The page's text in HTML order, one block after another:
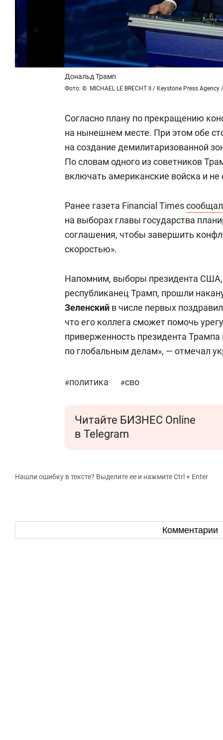
Дональд Трамп
Фото: © MICHAEL LE BRECHT II / Keystone Press Agency
Согласно плану по прекращению
на нынешнем месте. При этом обе
на создание демилитаризованной
По словам одного из советников
включать американские войска и
Ранее газета Financial Times
на выборах главы государства
соглашения, чтобы завершить
скоростью».
Напомним, выборы президента
республиканец Трамп, прошли
Зеленский в числе первых
что его коллега сможет помочь
приверженность президента Трампа
по глобальным делам», — отмечал
#политика #сво
Читайте БИЗНЕС Online
в Telegram
Нашли ошибку в тексте? Выделите ее и нажмите Ctrl + Enter
Комментарии